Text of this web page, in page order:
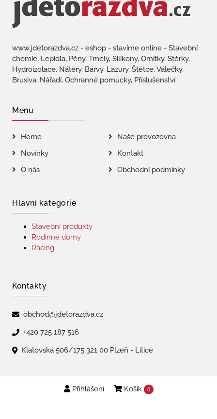
Přihlášení Košík 0
www.jdetorazdva.cz - eshop - stavíme online - Stavební
chemie, Lepidla, Pěny, Tmely, Silikony, Omítky, Stěrky,
Hydroizolace, Nátěry, Barvy, Lazury, Štětce, Válečky,
Brusiva, Nářadí, Ochranné pomůcky, Příslušenství
Menu
Home
Naše provozovna
Novinky
Kontakt
O nás
Obchodní podmínky
Hlavní kategorie
Stavební produkty
Rodinné domy
Racing
Kontakty
obchod@jdetorazdva.cz
+420 725 187 516
Klatovská 506/175 321 00 Plzeň - Litice
Copyright © 2026 | jdetorazdva